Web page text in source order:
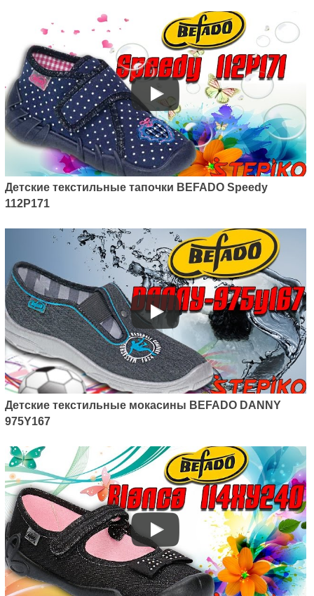
Детские текстильные тапочки BEFADO Speedy
112P171
Детские текстильные мокасины BEFADO DANNY
975Y167